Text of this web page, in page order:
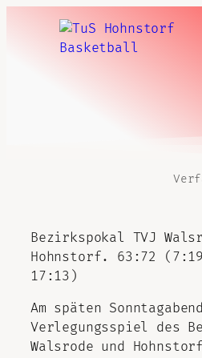
Bezirkspokal TVJ
Hohnstorf. 63:72
17:13)
Am späten
Verlegungsspiel des
Walsrode und